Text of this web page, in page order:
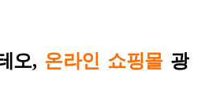
오, 온라인 쇼핑몰광